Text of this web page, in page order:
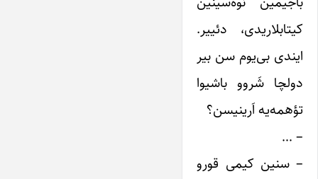
کیتابلاریدی، دئییر.
ایندی بی‌یوم سن بیر
دولچا شَروو باشیوا
تؤهمه‌یه اَرینیسن؟
– …
– سنین کیمی قورو